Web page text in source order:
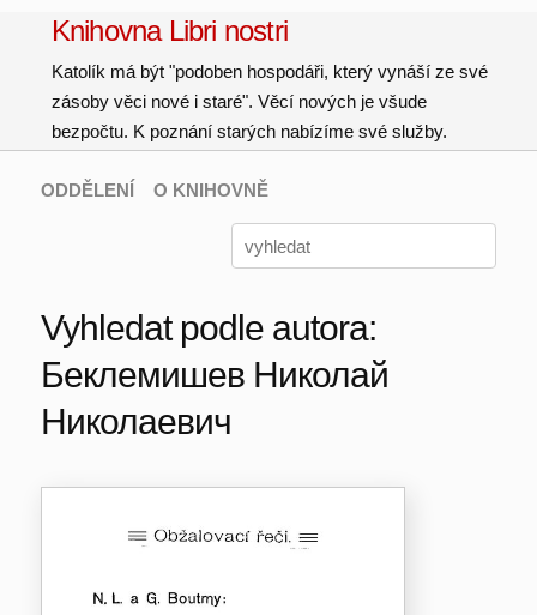
Knihovna Libri nostri
Katolík má být "podoben hospodáři, který vynáší ze své
zásoby věci nové i staré". Věcí nových je všude
bezpočtu. K poznání starých nabízíme své služby.
ODDĚLENÍ O KNIHOVNĚ
Vyhledat podle autora:
Беклемишев Николай
Николаевич